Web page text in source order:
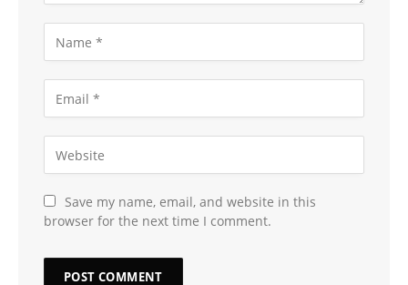
Save my name, email, and website in this
browser for the next time I comment.